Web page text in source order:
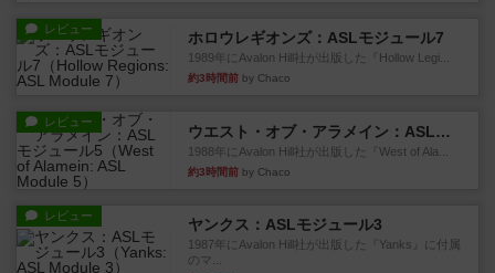
レビュー ホロウレギオンズ：ASLモジュール7
1989年にAvalon Hill社が出版した『Hollow Legi...
約3時間前 by Chaco
レビュー
ウエスト・オブ・アラメイン：ASLモジュール5
1988年にAvalon Hill社が出版した『West of Ala...
約3時間前 by Chaco
レビュー ヤンクス：ASLモジュール3
1987年にAvalon Hill社が出版した『Yanks』に付属
のマ...